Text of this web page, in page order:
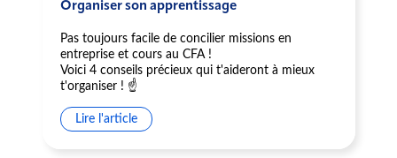
Organiser son apprentissage
Pas toujours facile de concilier missions en
entreprise et cours au CFA !
Voici 4 conseils précieux qui t'aideront à mieux
t'organiser ! ☝️
Lire l'article